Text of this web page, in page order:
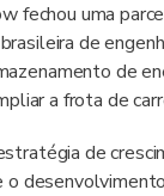
fechou uma
de
de
a frota de
de